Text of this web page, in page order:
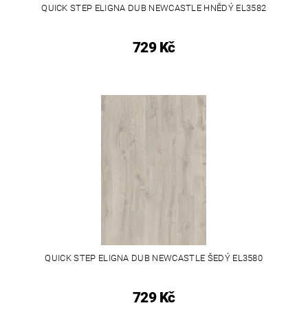
QUICK STEP ELIGNA DUB NEWCASTLE HNĚDÝ EL3582
729 Kč
QUICK STEP ELIGNA DUB NEWCASTLE ŠEDÝ EL3580
729 Kč